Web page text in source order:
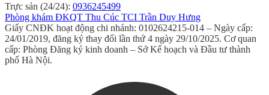
Trực sản (24/24): 0936245499
Phòng khám ĐKQT Thu Cúc TCI Trần Duy Hưng
Giấy CNĐK hoạt động chi nhánh: 0102624215-014 – Ngày cấp:
24/01/2019, đăng ký thay đổi lần thứ 4 ngày 29/10/2025. Cơ quan
cấp: Phòng Đăng ký kinh doanh – Sở Kế hoạch và Đầu tư thành
phố Hà Nội.